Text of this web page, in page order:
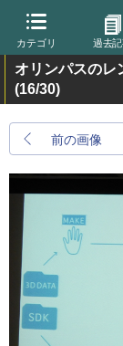
カテゴリ 過去
オリンパスのレ
(16/30)
前の画像